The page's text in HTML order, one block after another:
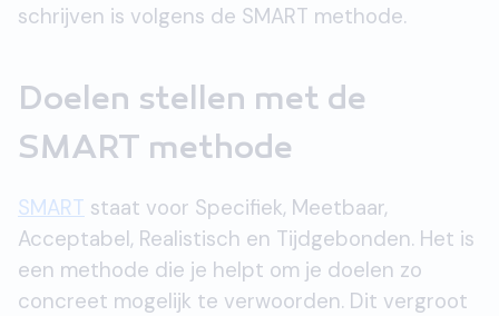
schrijven is volgens de SMART methode.
Doelen stellen met de
SMART methode
SMART staat voor Specifiek, Meetbaar,
Acceptabel, Realistisch en Tijdgebonden. Het is
een methode die je helpt om je doelen zo
concreet mogelijk te verwoorden. Dit vergroot